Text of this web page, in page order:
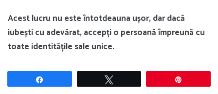
Acest lucru nu este întotdeauna ușor, dar dacă
iubești cu adevărat, accepți o persoană împreună cu
toate identitățile sale unice.